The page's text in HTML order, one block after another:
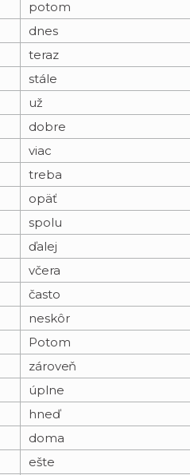
potom
dnes
teraz
stále
už
dobre
viac
treba
opäť
spolu
ďalej
včera
často
neskôr
Potom
zároveň
úplne
hneď
doma
ešte